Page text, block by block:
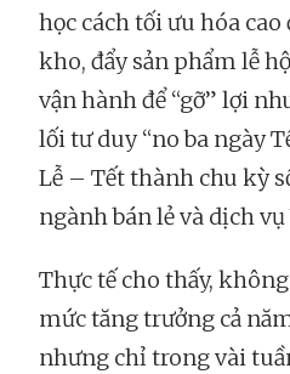
học cách tối ưu hóa
kho, đẩy sản phẩm lễ
vận hành để “gỡ” lợi
lối tư duy “no ba ngày
Lễ – Tết thành chu kỳ
ngành bán lẻ và dịch
Thực tế cho thấy,
mức tăng trưởng cả
nhưng chỉ trong vài